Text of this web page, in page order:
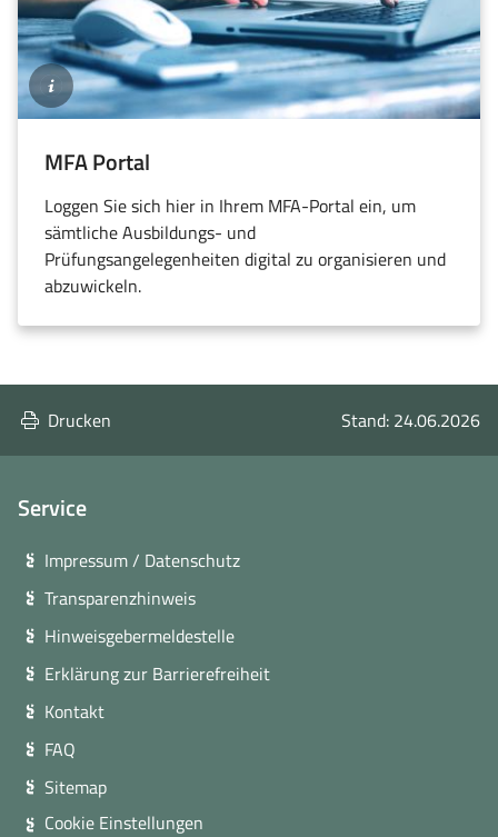
MFAPortal
in
neuem
Fenster)
©SLAEK
Loggen Sie sich hier in Ihrem MFA-Portal ein, um
sämtliche Ausbildungs- und
Prüfungsangelegenheiten digital zu organisieren und
abzuwickeln.
Drucken Stand: 24.06.2026
Service
Impressum / Datenschutz
Transparenzhinweis
Hinweisgebermeldestelle
Erklärung zur Barrierefreiheit
Kontakt
FAQ
Sitemap
Cookie Einstellungen